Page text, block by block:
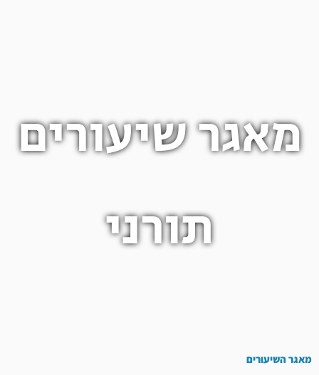
מאגר שיעורים
תורני
מאגר השיעורים